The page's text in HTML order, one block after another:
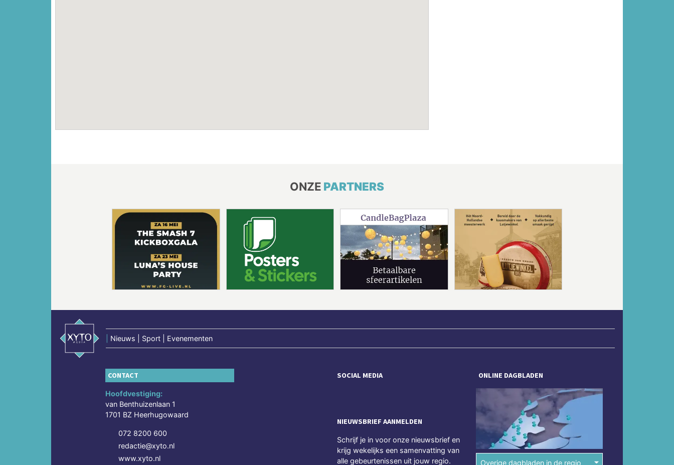
ONZE PARTNERS
Nieuws | Sport | Evenementen
CONTACT
Hoofdvestiging:
van Benthuizenlaan 1
1701 BZ Heerhugowaard
072 8200 600
redactie@xyto.nl
www.xyto.nl
SOCIAL MEDIA
NIEUWSBRIEF AANMELDEN
Schrijf je in voor onze nieuwsbrief en
krijg wekelijks een samenvatting van
alle gebeurtenissen uit jouw regio.
ONLINE DAGBLADEN
Overige dagbladen in de regio